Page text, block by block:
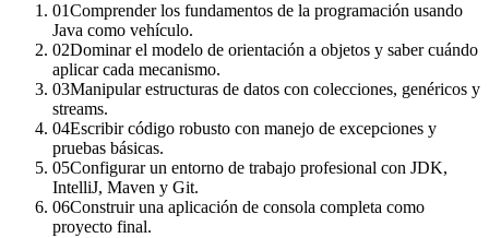
01Comprender los fundamentos de la programación usando
Java como vehículo.
02Dominar el modelo de orientación a objetos y saber cuándo
aplicar cada mecanismo.
03Manipular estructuras de datos con colecciones, genéricos y
streams.
04Escribir código robusto con manejo de excepciones y
pruebas básicas.
05Configurar un entorno de trabajo profesional con JDK,
IntelliJ, Maven y Git.
06Construir una aplicación de consola completa como
proyecto final.